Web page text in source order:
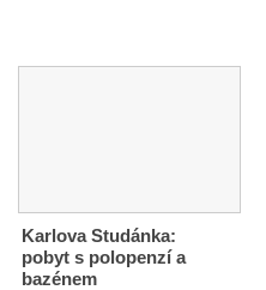
Karlova Studánka:
pobyt s polopenzí a
bazénem